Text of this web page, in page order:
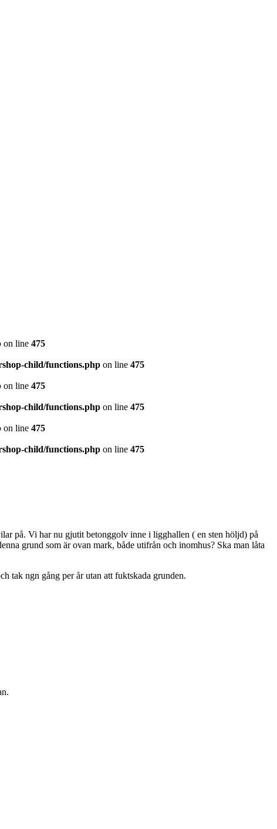
on line 475
child/functions.php on line 475
on line 475
child/functions.php on line 475
on line 475
child/functions.php on line 475
på. Vi har nu gjutit betonggolv inne i ligghallen ( en sten höljd) på
grund som är ovan mark, både utifrån och inomhus? Ska man låta
tak ngn gång per år utan att fuktskada grunden.